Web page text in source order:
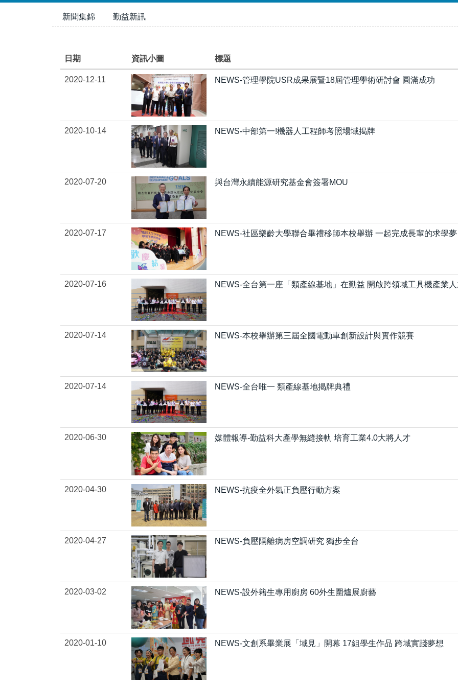
新聞集錦 勤益新訊
日期 資訊小圖 標題
2020-12-11 NEWS-管理學院USR成果展暨18屆管理學術研討會 圓滿成功
2020-10-14 NEWS-中部第一!機器人工程師考照場域揭牌
2020-07-20 與台灣永續能源研究基金會簽署MOU
2020-07-17 NEWS-社區樂齡大學聯合畢禮移師本校舉辦 一起完成長輩的求學夢
2020-07-16 NEWS-全台第一座「類產線基地」在勤益 開啟跨領域工具機產業
2020-07-14 NEWS-本校舉辦第三屆全國電動車創新設計與實作競賽
2020-07-14 NEWS-全台唯一 類產線基地揭牌典禮
2020-06-30 媒體報導-勤益科大產學無縫接軌 培育工業4.0大將人才
2020-04-30 NEWS-抗疫全外氣正負壓行動方案
2020-04-27 NEWS-負壓隔離病房空調研究 獨步全台
2020-03-02 NEWS-設外籍生專用廚房 60外生圍爐展廚藝
2020-01-10 NEWS-文創系畢業展「域見」開幕 17組學生作品 跨域實踐夢想